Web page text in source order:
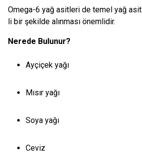
Omega-6 yağ asitleri de temel yağ
li bir şekilde alınması önemlidir.
Nerede Bulunur?
Ayçiçek yağı
Mısır yağı
Soya yağı
Ceviz